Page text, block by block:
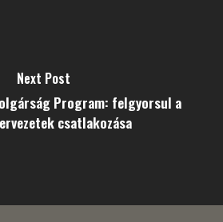
Next Post
Program: felgyorsul a
csatlakozása